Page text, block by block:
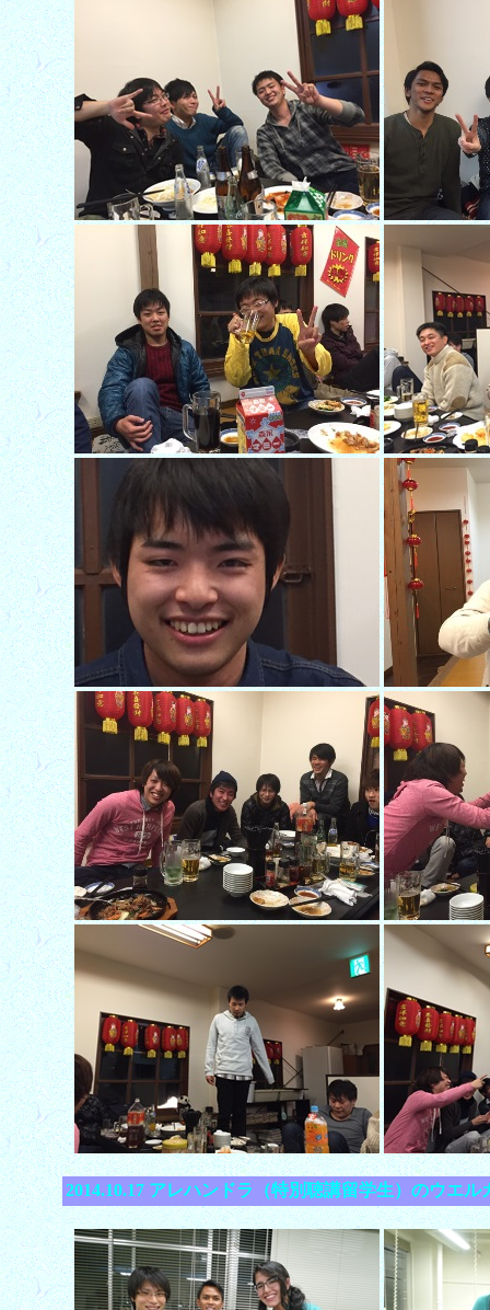
2014.10.17 アレハンドラ（特別聴講留学生）のウ